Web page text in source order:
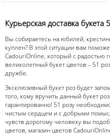
Курьерская доставка букета
Вы собираетесь на юбилей,
куплен? В этой ситуации вам
CadouriOnline, который с радостью
великолепный букет цветов – 51
дружбе.
Эксклюзивный букет роз будет
того, кому вручить данный букет
гарантированно! 51 розу
чистым сердцем и с добрыми
чувств дорогому человеку вы
цветов, магазин цветов